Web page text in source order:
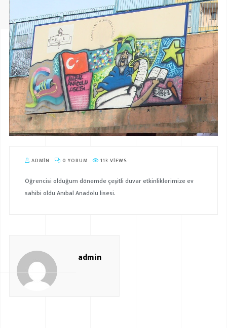
ADMIN 0 YORUM 113 VIEWS
Öğrencisi olduğum dönemde çeşitli duvar etkinliklerimize ev
sahibi oldu Anıbal Anadolu lisesi.
admin